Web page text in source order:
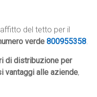
del tetto per il
verde 800955358.
di distribuzione per
vantaggi alle aziende,